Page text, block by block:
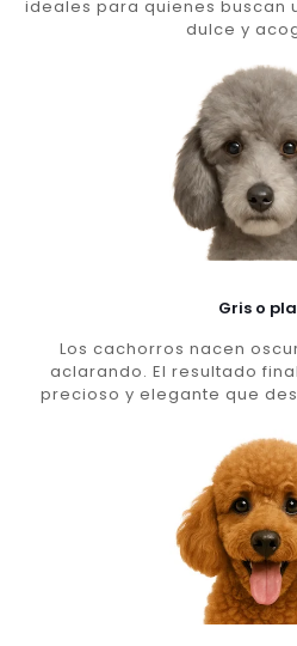
ideales para quienes buscan
dulce y
Gris o
Los cachorros nacen
aclarando. El resultado
precioso y elegante que